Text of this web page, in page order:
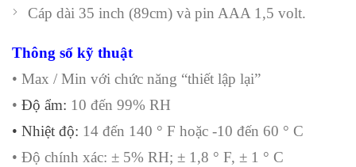
Cáp dài 35 inch (89cm) và pin AAA 1,5 volt.
Thông số kỹ thuật
• Max / Min với chức năng “thiết lập lại”
• Độ ẩm: 10 đến 99% RH
• Nhiệt độ: 14 đến 140 ° F hoặc -10 đến 60 ° C
• Độ chính xác: ± 5% RH; ± 1,8 ° F, ± 1 ° C